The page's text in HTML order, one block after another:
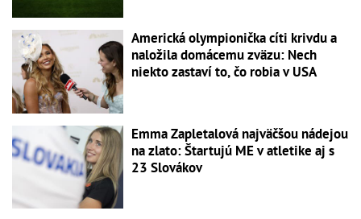
Americká olympionička cíti krivdu a
naložila domácemu zväzu: Nech
niekto zastaví to, čo robia v USA
Emma Zapletalová najväčšou nádejou
na zlato: Štartujú ME v atletike aj s
23 Slovákov